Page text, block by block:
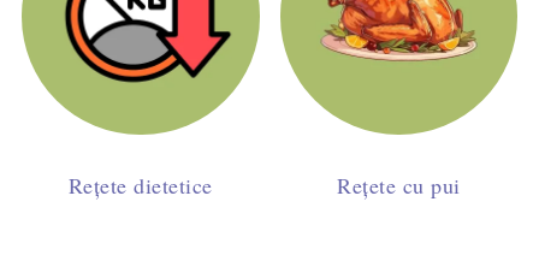
Rețete dietetice Rețete cu pui